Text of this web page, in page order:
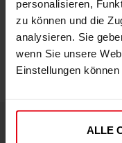
personalisieren,
zu können und die
analysieren. Sie
wenn Sie unsere
Einstellungen
ALLE